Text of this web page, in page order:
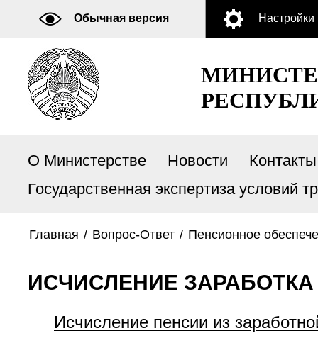
Обычная версия Настройки
О Министерстве Новости
Контакты
Государственная экспертиза условий
Главная / Вопрос-Ответ / Пенсионное
ИСЧИСЛЕНИЕ ЗАРАБОТКА
Исчисление пенсии из